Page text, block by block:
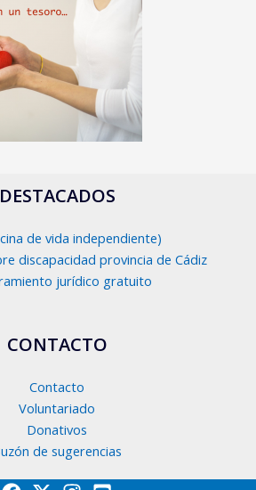
DESTACADOS
de vida independiente)
discapacidad provincia de Cádiz
jurídico gratuito
CONTACTO
Contacto
Voluntariado
Donativos
de sugerencias